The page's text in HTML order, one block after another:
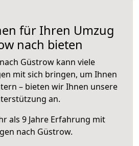
für Ihren Umzug
nach bieten
nach Güstrow kann viele
mit sich bringen, um Ihnen
– bieten wir Ihnen unsere
an.
als 9 Jahre Erfahrung mit
nach Güstrow.